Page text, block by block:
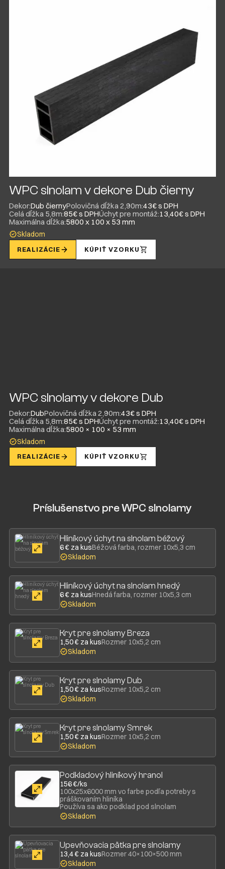
WPC slnolam v dekore Dub čierny
Dekor:Dub čiernyPolovičná dĺžka 2,90m:43€ s DPH
Celá dĺžka 5,8m:85€ s DPHÚchyt pre montáž:13,40€ s DPH
Maximálna dĺžka:5800 x 100 x 53 mm
Skladom
REALIZÁCIE KÚPIŤ VZORKU
WPC slnolamy v dekore Dub
Dekor:DubPolovičná dĺžka 2,90m:43€ s DPH
Celá dĺžka 5,8m:85€ s DPHÚchyt pre montáž:13,40€ s DPH
Maximálna dĺžka:5800 × 100 × 53 mm
Skladom
REALIZÁCIE KÚPIŤ VZORKU
Príslušenstvo pre WPC slnolamy
Hliníkový úchyt na slnolam béžový
6 € za kusBéžová farba, rozmer 10x5,3 cm
Skladom
Hliníkový úchyt na slnolam hnedý
6 € za kusHnedá farba, rozmer 10x5,3 cm
Skladom
Kryt pre slnolamy Breza
1,50 € za kusRozmer 10x5,2 cm
Skladom
Kryt pre slnolamy Dub
1,50 € za kusRozmer 10x5,2 cm
Skladom
Kryt pre slnolamy Smrek
1,50 € za kusRozmer 10x5,2 cm
Skladom
Podkladový hliníkový hranol
156 €/ks
100x25x6000 mm vo farbe podľa potreby s
práškovaním hliníka
Používa sa ako podklad pod slnolam
Skladom
Upevňovacia pätka pre slnolamy
13,4 € za kusRozmer 40×100×500 mm
Skladom